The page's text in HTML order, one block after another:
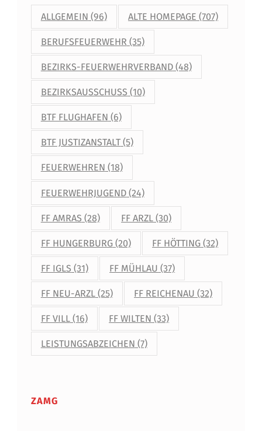
ALLGEMEIN (96) ALTE HOMEPAGE (707)
BERUFSFEUERWEHR (35)
BEZIRKS-FEUERWEHRVERBAND(48)
BEZIRKSAUSSCHUSS (10)
BTF FLUGHAFEN (6)
BTF JUSTIZANSTALT(5)
FEUERWEHREN (18)
FEUERWEHRJUGEND(24)
FF AMRAS (28) FF ARZL (30)
FF HUNGERBURG(20) FF HÖTTING (32)
FF IGLS (31) FF MÜHLAU (37)
FF NEU-ARZL(25) FF REICHENAU (32)
FF VILL(16) FF WILTEN (33)
LEISTUNGSABZEICHEN (7)
ZAMG